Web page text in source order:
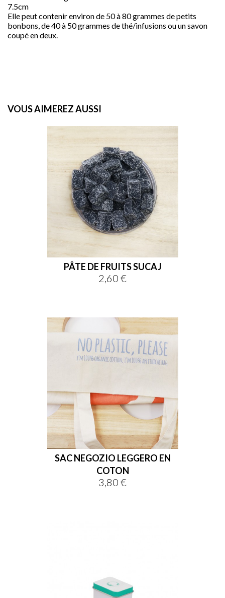
7.5cm
Elle peut contenir environ de 50 à 80 grammes de petits
bonbons, de 40 à 50 grammes de thé/infusions ou un savon
coupé en deux.
VOUS AIMEREZ AUSSI
PÂTE DE FRUITS SUCAJ
Prix
2,60 €
SAC NEGOZIO LEGGERO EN
COTON
Prix
3,80 €